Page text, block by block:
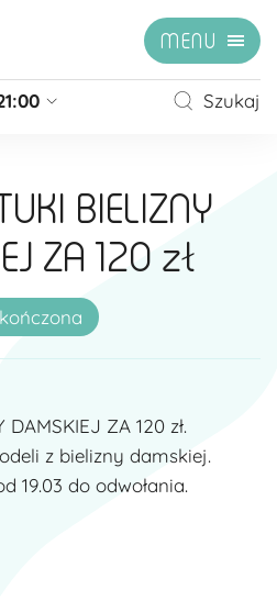
MENU
zamknięte
10:00 - 20:00
Szukaj
BIELIZNY
ZA 120 zł
DAMSKIEJ ZA 120 zł.
z bielizny damskiej.
19.03 do odwołania.